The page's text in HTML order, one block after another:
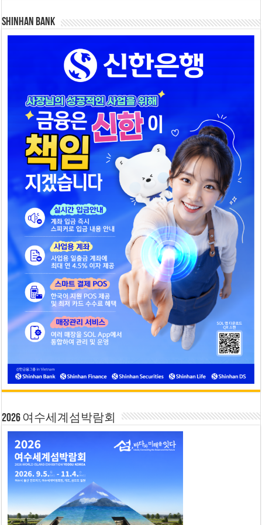
SHINHAN BANK
2026 여수세계섬박람회